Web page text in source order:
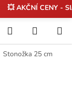
💥 AKČNÍ CENY -
Hledat
KOŠÍK
Stonožka 25 cm